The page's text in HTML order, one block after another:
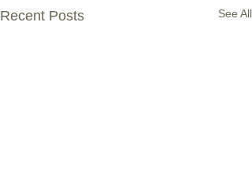
Recent Posts See All